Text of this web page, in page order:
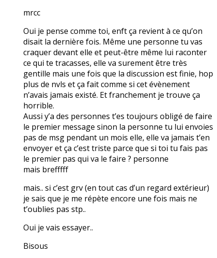
mrcc
Oui je pense comme toi, enft ça revient à ce qu’on
disait la dernière fois. Même une personne tu vas
craquer devant elle et peut-être même lui raconter
ce qui te tracasses, elle va surement être très
gentille mais une fois que la discussion est finie, hop
plus de nvls et ça fait comme si cet évènement
n’avais jamais existé. Et franchement je trouve ça
horrible.
Aussi y’a des personnes t’es toujours obligé de faire
le premier message sinon la personne tu lui envoies
pas de msg pendant un mois elle, elle va jamais t’en
envoyer et ça c’est triste parce que si toi tu fais pas
le premier pas qui va le faire ? personne
mais brefffff
mais.. si c’est grv (en tout cas d’un regard extérieur)
je sais que je me répète encore une fois mais ne
t’oublies pas stp..
Oui je vais essayer..
Bisous